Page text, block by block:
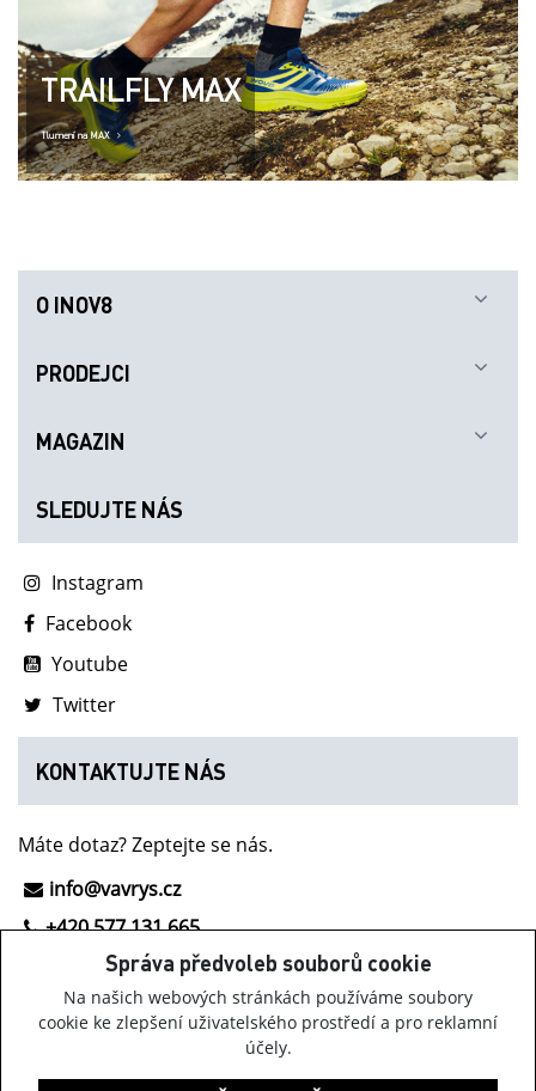
Správa předvoleb souborů cookie
Na našich webových stránkách používáme soubory
cookie ke zlepšení uživatelského prostředí a pro reklamní
účely.
TRAILFLY MAX
Tlumení na MAX
O INOV8
PRODEJCI
MAGAZIN
SLEDUJTE NÁS
Instagram
Facebook
Youtube
Twitter
KONTAKTUJTE NÁS
Máte dotaz? Zeptejte se nás.
info@vavrys.cz
+420 577 131 665
NOVINKY Z INOV-8
Získávejte informace o obuvi Inov-8, našich akcích a
zajímavých novinkách.